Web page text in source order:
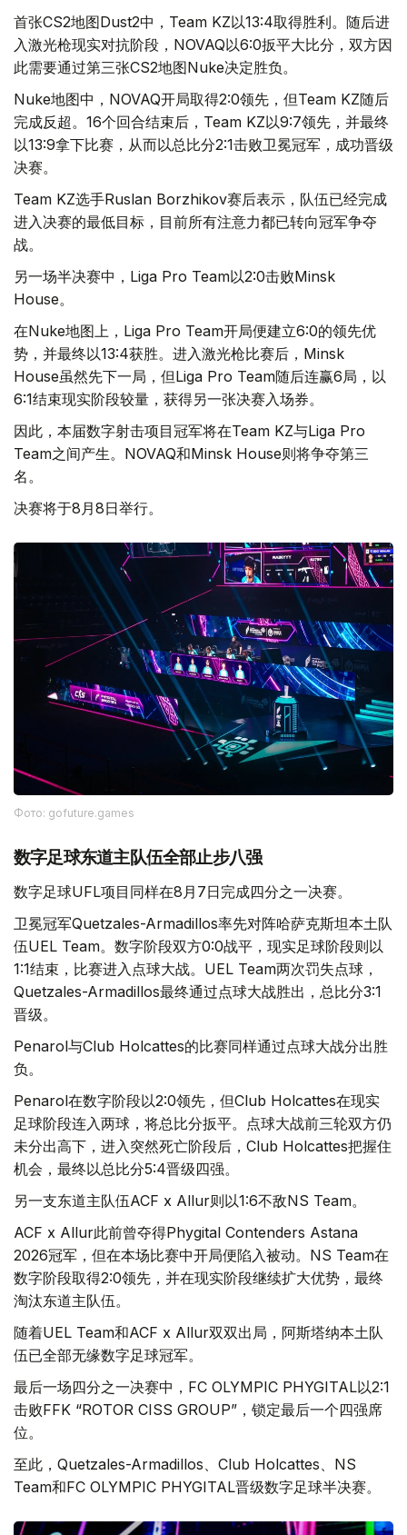
首张CS2地图Dust2中，Team KZ以13:4取得胜利。随后进
入激光枪现实对抗阶段，NOVAQ以6:0扳平大比分，双方因
此需要通过第三张CS2地图Nuke决定胜负。
Nuke地图中，NOVAQ开局取得2:0领先，但Team KZ随后
完成反超。16个回合结束后，Team KZ以9:7领先，并最终
以13:9拿下比赛，从而以总比分2:1击败卫冕冠军，成功晋级
决赛。
Team KZ选手Ruslan Borzhikov赛后表示，队伍已经完成
进入决赛的最低目标，目前所有注意力都已转向冠军争夺
战。
另一场半决赛中，Liga Pro Team以2:0击败Minsk
House。
在Nuke地图上，Liga Pro Team开局便建立6:0的领先优
势，并最终以13:4获胜。进入激光枪比赛后，Minsk
House虽然先下一局，但Liga Pro Team随后连赢6局，以
6:1结束现实阶段较量，获得另一张决赛入场券。
因此，本届数字射击项目冠军将在Team KZ与Liga Pro
Team之间产生。NOVAQ和Minsk House则将争夺第三
名。
决赛将于8月8日举行。
Фото: gofuture.games
数字足球东道主队伍全部止步八强
数字足球UFL项目同样在8月7日完成四分之一决赛。
卫冕冠军Quetzales-Armadillos率先对阵哈萨克斯坦本土队
伍UEL Team。数字阶段双方0:0战平，现实足球阶段则以
1:1结束，比赛进入点球大战。UEL Team两次罚失点球，
Quetzales-Armadillos最终通过点球大战胜出，总比分3:1
晋级。
Penarol与Club Holcattes的比赛同样通过点球大战分出胜
负。
Penarol在数字阶段以2:0领先，但Club Holcattes在现实
足球阶段连入两球，将总比分扳平。点球大战前三轮双方仍
未分出高下，进入突然死亡阶段后，Club Holcattes把握住
机会，最终以总比分5:4晋级四强。
另一支东道主队伍ACF x Allur则以1:6不敌NS Team。
ACF x Allur此前曾夺得Phygital Contenders Astana
2026冠军，但在本场比赛中开局便陷入被动。NS Team在
数字阶段取得2:0领先，并在现实阶段继续扩大优势，最终
淘汰东道主队伍。
随着UEL Team和ACF x Allur双双出局，阿斯塔纳本土队
伍已全部无缘数字足球冠军。
最后一场四分之一决赛中，FC OLYMPIC PHYGITAL以2:1
击败FFK “ROTOR CISS GROUP”，锁定最后一个四强席
位。
至此，Quetzales-Armadillos、Club Holcattes、NS
Team和FC OLYMPIC PHYGITAL晋级数字足球半决赛。